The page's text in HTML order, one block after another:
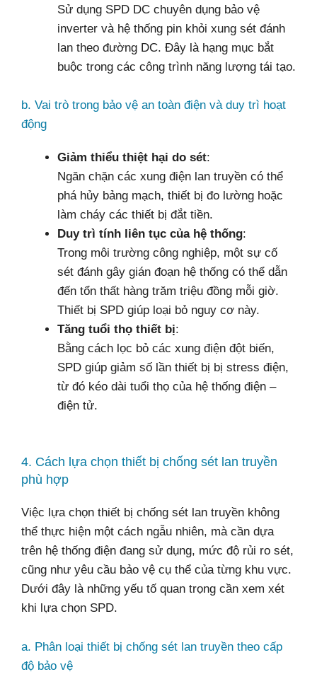
Sử dụng SPD DC chuyên dụng bảo vệ
inverter và hệ thống pin khỏi xung sét đánh
lan theo đường DC. Đây là hạng mục bắt
buộc trong các công trình năng lượng tái tạo.
b. Vai trò trong bảo vệ an toàn điện và duy trì hoạt
động
Giảm thiểu thiệt hại do sét:
Ngăn chặn các xung điện lan truyền có thể
phá hủy bảng mạch, thiết bị đo lường hoặc
làm cháy các thiết bị đắt tiền.
Duy trì tính liên tục của hệ thống:
Trong môi trường công nghiệp, một sự cố
sét đánh gây gián đoạn hệ thống có thể dẫn
đến tổn thất hàng trăm triệu đồng mỗi giờ.
Thiết bị SPD giúp loại bỏ nguy cơ này.
Tăng tuổi thọ thiết bị:
Bằng cách lọc bỏ các xung điện đột biến,
SPD giúp giảm số lần thiết bị bị stress điện,
từ đó kéo dài tuổi thọ của hệ thống điện –
điện tử.
4. Cách lựa chọn thiết bị chống sét lan truyền
phù hợp
Việc lựa chọn thiết bị chống sét lan truyền không
thể thực hiện một cách ngẫu nhiên, mà cần dựa
trên hệ thống điện đang sử dụng, mức độ rủi ro sét,
cũng như yêu cầu bảo vệ cụ thể của từng khu vực.
Dưới đây là những yếu tố quan trọng cần xem xét
khi lựa chọn SPD.
a. Phân loại thiết bị chống sét lan truyền theo cấp
độ bảo vệ